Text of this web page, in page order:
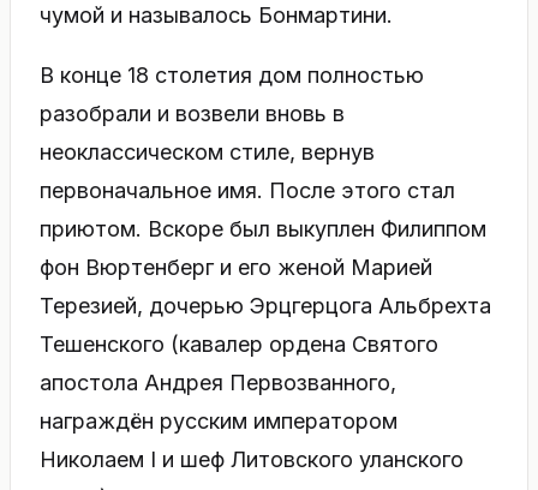
чумой и называлось Бонмартини.
В конце 18 столетия дом полностью
разобрали и возвели вновь в
неоклассическом стиле, вернув
первоначальное имя. После этого стал
приютом. Вскоре был выкуплен Филиппом
фон Вюртенберг и его женой Марией
Терезией, дочерью Эрцгерцога Альбрехта
Тешенского (кавалер ордена Святого
апостола Андрея Первозванного,
награждён русским императором
Николаем I и шеф Литовского уланского